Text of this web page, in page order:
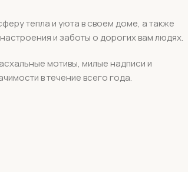
тепла и уюта в своем доме, а также
и заботы о дорогих вам людях.
мотивы, милые надписи и
в течение всего года.